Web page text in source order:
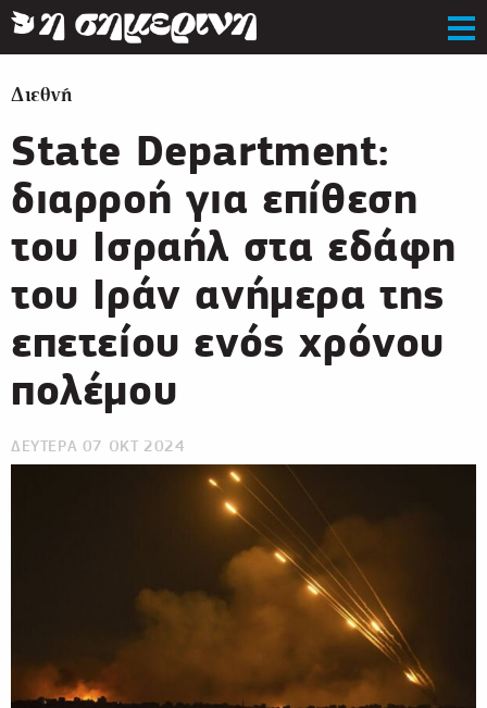
Διεθνή
State Department:
διαρροή για επίθεση
του Ισραήλ στα εδάφη
του Ιράν ανήμερα της
επετείου ενός χρόνου
πολέμου
ΔΕΥΤΕΡΑ 07 ΟΚΤ 2024